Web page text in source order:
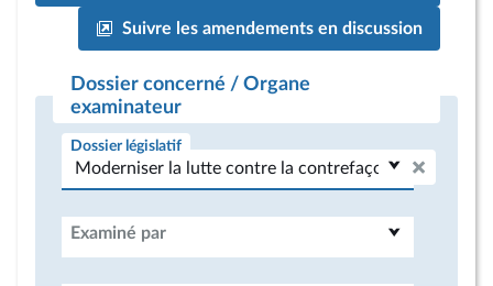
Suivre les amendements en discussion
Dossier concerné / Organe
examinateur
Dossier législatif
Examiné par